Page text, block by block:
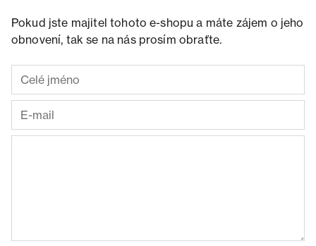
Pokud jste majitel tohoto e-shopu a máte zájem o jeho
obnovení, tak se na nás prosím obraťte.